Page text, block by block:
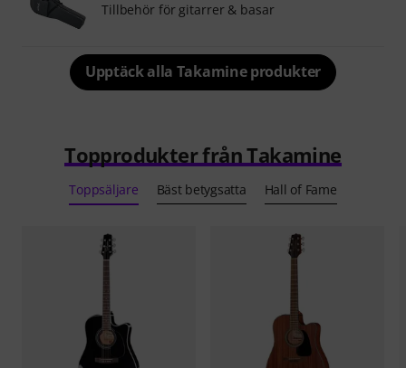
Tillbehör för gitarrer & basar
Upptäck alla Takamine produkter
Topprodukter från Takamine
Toppsäljare Bäst betygsatta Hall of Fame